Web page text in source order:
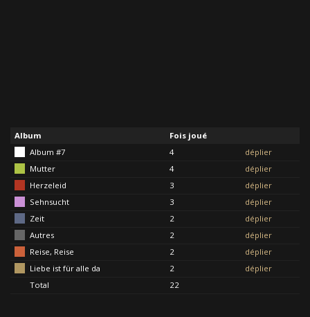
Album
Fois joué
Album #7
4
déplier
Mutter
4
déplier
Herzeleid
3
déplier
Sehnsucht
3
déplier
Zeit
2
déplier
Autres
2
déplier
Reise, Reise
2
déplier
Liebe ist für alle da
2
déplier
Total
22